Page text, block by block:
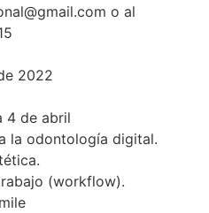
o al
2022
4 de abril
la odontología digital.
(workflow).